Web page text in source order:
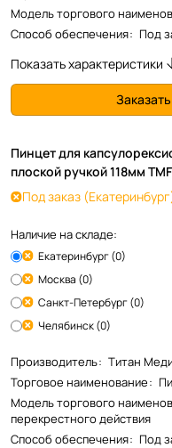
Модель торгового
Способ обеспечения: Под
Показать характеристики
Заказать
Пинцет для
плоской ручкой 118мм
Под заказ
Наличие на складе:
Екатеринбург (0)
Москва (0)
Санкт-Петербург (0)
Челябинск (0)
Производитель: Титан
Торговое наименование:
Модель торгового
перекрестного действия
Способ обеспечения: Под